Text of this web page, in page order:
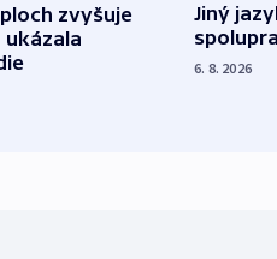
zvyšuje
ukázala
Jiný
6. 8. 2026